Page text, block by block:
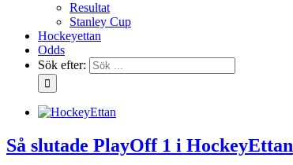
Resultat
Stanley Cup
Hockeyettan
Odds
Sök efter:
Så slutade PlayOff 1 i HockeyEttan